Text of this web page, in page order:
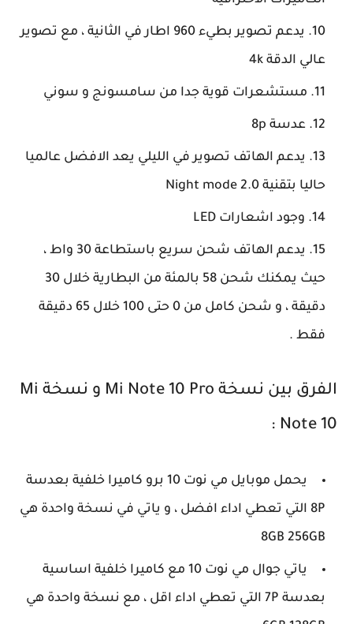
يدعم تصوير بطيء 960 اطار في الثانية ، مع تصوير
عالي الدقة 4k
مستشعرات قوية جدا من سامسونج و سوني
عدسة 8p
يدعم الهاتف تصوير في الليلي يعد الافضل عالميا
حاليا بتقنية Night mode 2.0
وجود اشعارات LED
يدعم الهاتف شحن سريع باستطاعة 30 واط ،
حيث يمكنك شحن 58 بالمئة من البطارية خلال 30
دقيقة ، و شحن كامل من 0 حتى 100 خلال 65 دقيقة
فقط .
الفرق بين نسخة Mi Note 10 Pro و نسخة Mi
Note 10 :
يحمل موبايل مي نوت 10 برو كاميرا خلفية بعدسة
8P التي تعطي اداء افضل ، و ياتي في نسخة واحدة هي
8GB 256GB
ياتي جوال مي نوت 10 مع كاميرا خلفية اساسية
بعدسة 7P التي تعطي اداء اقل ، مع نسخة واحدة هي